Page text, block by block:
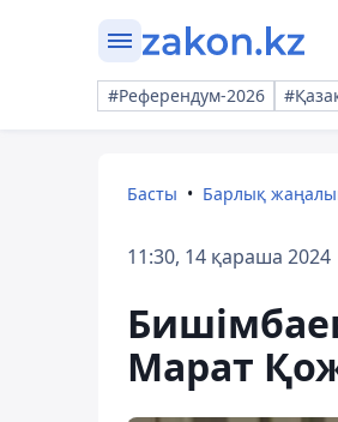
#Референдум-2026
Басты Барлық
11:30, 14 қараша 2024
Марат